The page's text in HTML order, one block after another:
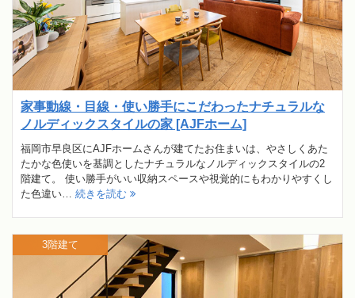
家事動線・目線・使い勝手にこだわったナチュラルな
ノルディックスタイルの家 [AJFホーム]
福岡市早良区にAJFホームさんが建てたお住まいは、やさしくあた
たかな色使いを基調としたナチュラルなノルディックスタイルの2
階建て。 使い勝手がいい収納スペースや視覚的にもわかりやすくし
た色違い… 続きを読む
3階建て